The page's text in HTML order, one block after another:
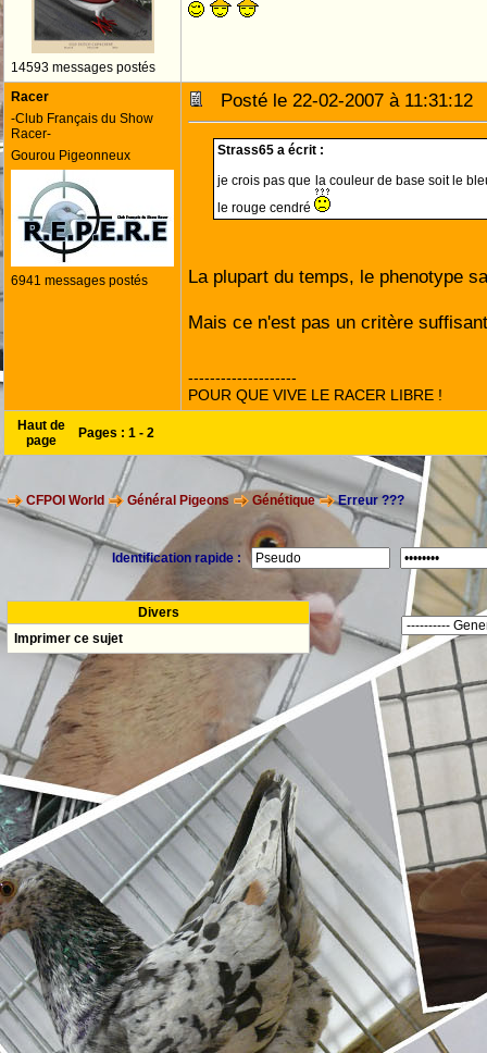
14593 messages postés
Racer
-Club Français du Show
Racer-
Gourou Pigeonneux
6941 messages postés
Posté le 22-02-2007 à
Strass65 a écrit :
je crois pas que la couleur de base soit le
le rouge cendré
La plupart du temps, le phenotype
Mais ce n'est pas un critère
--------------------
POUR QUE VIVE LE RACER LIBRE !
Haut de
page
Pages : 1 - 2
CFPOI World Général Pigeons Génétique Erreur ???
Identification rapide :
Divers
Imprimer ce sujet